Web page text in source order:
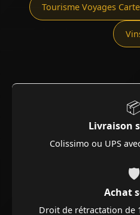
Tourisme Voyages
Livraison
Colissimo ou UPS
🛡️
Achat
Droit de rétractation de